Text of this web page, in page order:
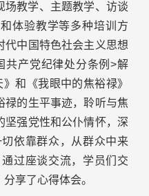
场教学、主题教学、访谈
体验教学等多种培训方
代中国特色社会主义思想
共产党纪律处分条例>解
和《我眼中的焦裕禄》
禄的生平事迹，聆听与焦
坚强党性和公仆情怀，深
依靠群众，从群众中来
过座谈交流，学员们交
享了心得体会。